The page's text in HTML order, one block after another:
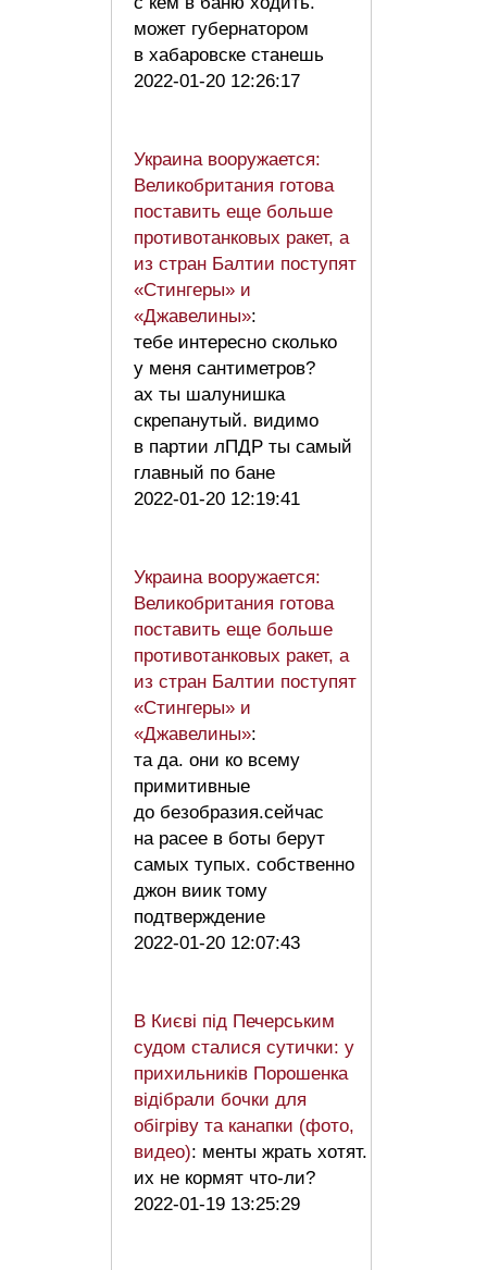
может губернатором
в хабаровске станешь
2022-01-20 12:26:17
Украина вооружается:
Великобритания готова
поставить еще больше
противотанковых ракет, а
из стран Балтии поступят
«Стингеры» и
«Джавелины»:
тебе интересно сколько
у меня сантиметров?
ах ты шалунишка
скрепанутый. видимо
в партии лПДР ты самый
главный по бане
2022-01-20 12:19:41
Украина вооружается:
Великобритания готова
поставить еще больше
противотанковых ракет, а
из стран Балтии поступят
«Стингеры» и
«Джавелины»:
та да. они ко всему
примитивные
до безобразия.сейчас
на расее в боты берут
самых тупых. собственно
джон виик тому
подтверждение
2022-01-20 12:07:43
В Києві під Печерським
судом сталися сутички: у
прихильників Порошенка
відібрали бочки для
обігріву та канапки (фото,
видео): менты жрать хотят.
их не кормят что-ли?
2022-01-19 13:25:29